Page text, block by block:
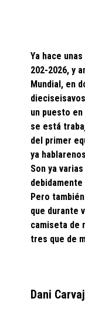
Ya hace
202-2026, y
Mundial, en
un puesto
se está
del primer
ya
Son ya
Pero
que durante
camiseta de
tres que de
Dani